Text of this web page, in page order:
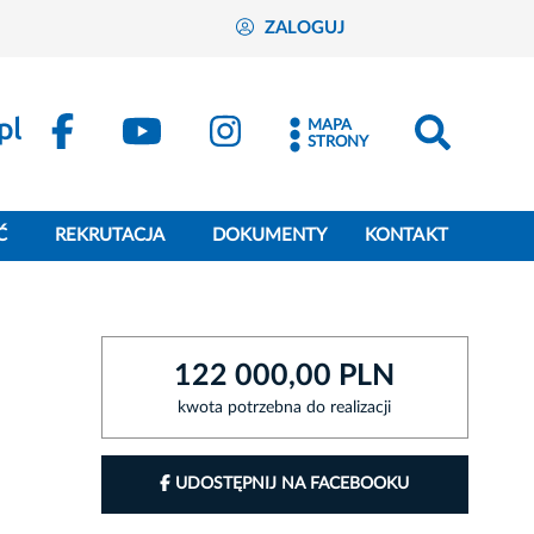
ZALOGUJ
MAPA
STRONY
REKRUTACJA DOKUMENTY KONTAKT
122 000,00 PLN
kwota potrzebna do realizacji
UDOSTĘPNIJ NA FACEBOOKU